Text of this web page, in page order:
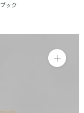
ック